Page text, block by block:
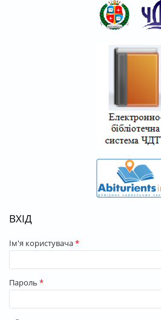
ВХІД
Ім'я користувача*
Пароль *